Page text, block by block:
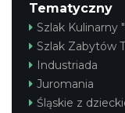
Tematyczny
Szlak Kulinarny
Szlak Zabytów
Industriada
Juromania
Śląskie z